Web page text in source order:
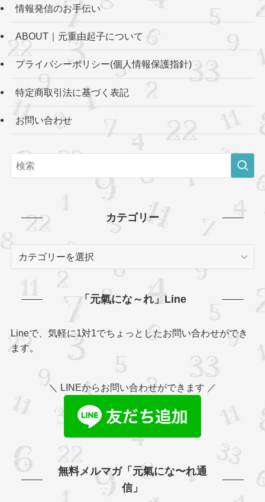
情報発信のお手伝い
ABOUT｜元重由起子について
プライバシーポリシー(個人情報保護指針)
特定商取引法に基づく表記
お問い合わせ
カテゴリー
「元氣にな～れ」Line
Lineで、気軽に1対1でちょっとしたお問い合わせができ
ます。
＼ LINEからお問い合わせができます ／
無料メルマガ「元氣にな〜れ通
信」